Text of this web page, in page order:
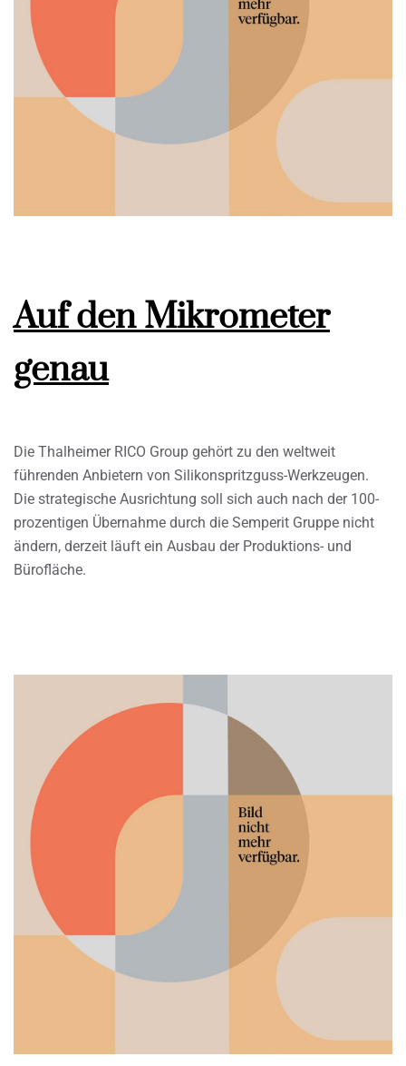
Auf den Mikrometer
genau
Die Thalheimer RICO Group gehört zu den weltweit
führenden Anbietern von Silikonspritzguss-Werkzeugen.
Die strategische Ausrichtung soll sich auch nach der 100-
prozentigen Übernahme durch die Semperit Gruppe nicht
ändern, derzeit läuft ein Ausbau der Produktions- und
Bürofläche.